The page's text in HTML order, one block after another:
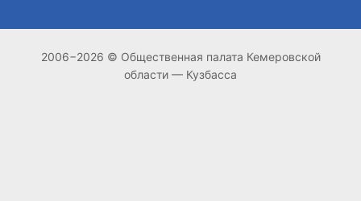
2006−2026 © Общественная палата Кемеровской
области — Кузбасса